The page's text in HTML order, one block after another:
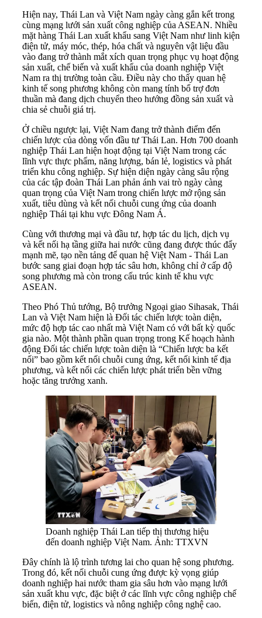
Hiện nay, Thái Lan và Việt Nam ngày càng gắn kết trong
cùng mạng lưới sản xuất công nghiệp của ASEAN. Nhiều
mặt hàng Thái Lan xuất khẩu sang Việt Nam như linh kiện
điện tử, máy móc, thép, hóa chất và nguyên vật liệu đầu
vào đang trở thành mắt xích quan trọng phục vụ hoạt động
sản xuất, chế biến và xuất khẩu của doanh nghiệp Việt
Nam ra thị trường toàn cầu. Điều này cho thấy quan hệ
kinh tế song phương không còn mang tính bổ trợ đơn
thuần mà đang dịch chuyển theo hướng đồng sản xuất và
chia sẻ chuỗi giá trị.
Ở chiều ngược lại, Việt Nam đang trở thành điểm đến
chiến lược của dòng vốn đầu tư Thái Lan. Hơn 700 doanh
nghiệp Thái Lan hiện hoạt động tại Việt Nam trong các
lĩnh vực thực phẩm, năng lượng, bán lẻ, logistics và phát
triển khu công nghiệp. Sự hiện diện ngày càng sâu rộng
của các tập đoàn Thái Lan phản ánh vai trò ngày càng
quan trọng của Việt Nam trong chiến lược mở rộng sản
xuất, tiêu dùng và kết nối chuỗi cung ứng của doanh
nghiệp Thái tại khu vực Đông Nam Á.
Cùng với thương mại và đầu tư, hợp tác du lịch, dịch vụ
và kết nối hạ tầng giữa hai nước cũng đang được thúc đẩy
mạnh mẽ, tạo nền tảng để quan hệ Việt Nam - Thái Lan
bước sang giai đoạn hợp tác sâu hơn, không chỉ ở cấp độ
song phương mà còn trong cấu trúc kinh tế khu vực
ASEAN.
Theo Phó Thủ tướng, Bộ trưởng Ngoại giao Sihasak, Thái
Lan và Việt Nam hiện là Đối tác chiến lược toàn diện,
mức độ hợp tác cao nhất mà Việt Nam có với bất kỳ quốc
gia nào. Một thành phần quan trọng trong Kế hoạch hành
động Đối tác chiến lược toàn diện là “Chiến lược ba kết
nối” bao gồm kết nối chuỗi cung ứng, kết nối kinh tế địa
phương, và kết nối các chiến lược phát triển bền vững
hoặc tăng trưởng xanh.
Doanh nghiệp Thái Lan tiếp thị thương hiệu
đến doanh nghiệp Việt Nam. Ảnh: TTXVN
Đây chính là lộ trình tương lai cho quan hệ song phương.
Trong đó, kết nối chuỗi cung ứng được kỳ vọng giúp
doanh nghiệp hai nước tham gia sâu hơn vào mạng lưới
sản xuất khu vực, đặc biệt ở các lĩnh vực công nghiệp chế
biến, điện tử, logistics và nông nghiệp công nghệ cao.